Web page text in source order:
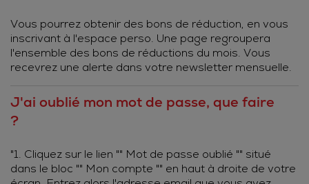
Vous pourrez obtenir des bons de réduction, en vous
inscrivant à l'espace perso. Une page regroupera
l'ensemble des bons de réductions du mois. Vous
recevrez une alerte dans votre newsletter mensuelle.
J'ai oublié mon mot de passe, que faire
?
"1. Cliquez sur le lien "" Mot de passe oublié "" situé
dans le bloc "" Mon compte "" en haut à droite de votre